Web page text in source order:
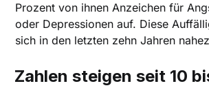
Prozent von ihnen Anzeichen für
oder Depressionen auf. Diese
sich in den letzten zehn Jahren
Zahlen steigen seit 10